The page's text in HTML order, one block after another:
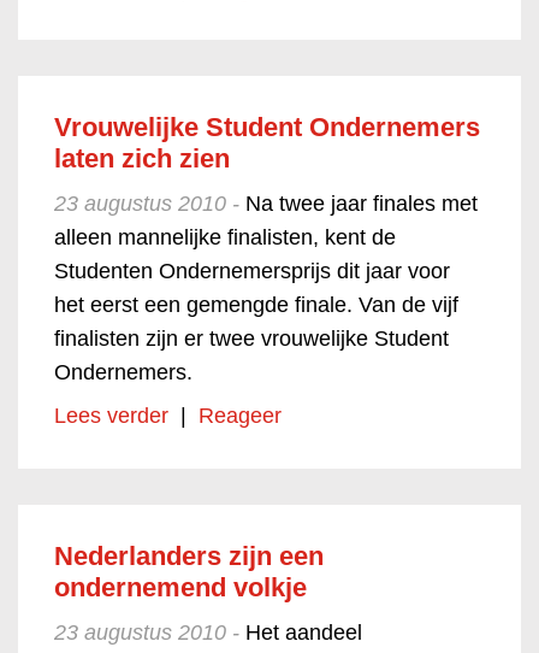
Vrouwelijke Student Ondernemers
laten zich zien
23 augustus 2010 - Na twee jaar finales met
alleen mannelijke finalisten, kent de
Studenten Ondernemersprijs dit jaar voor
het eerst een gemengde finale. Van de vijf
finalisten zijn er twee vrouwelijke Student
Ondernemers.
Lees verder
Reageer
Nederlanders zijn een
ondernemend volkje
23 augustus 2010 - Het aandeel